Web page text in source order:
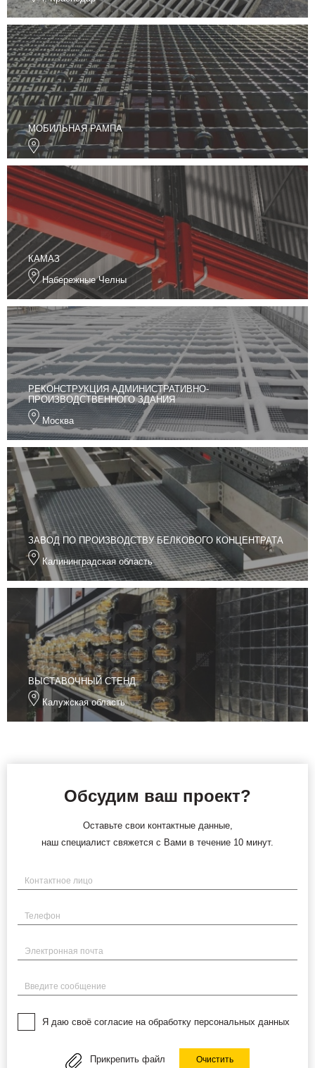
МОБИЛЬНАЯ РАМПА
КАМАЗ
Набережные Челны
РЕКОНСТРУКЦИЯ АДМИНИСТРАТИВНО-
ПРОИЗВОДСТВЕННОГО ЗДАНИЯ
Москва
ЗАВОД ПО ПРОИЗВОДСТВУ БЕЛКОВОГО КОНЦЕНТРАТА
Калининградская область
ВЫСТАВОЧНЫЙ СТЕНД
Калужская область
Обсудим ваш проект?
Оставьте свои контактные данные,
наш специалист свяжется с Вами в течение 10 минут.
Имя
Телефон
Электронная почта
Введите сообщение
Я даю своё согласие на обработку персональных данных
Прикрепить файл Очистить